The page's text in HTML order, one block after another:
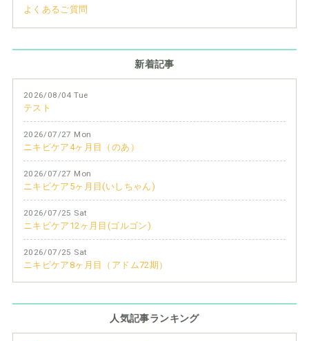
よくあるご質問
新着記事
2026/08/04 Tue
テスト
2026/07/27 Mon
ニキビケア4ヶ月目（のあ）
2026/07/27 Mon
ニキビケア5ヶ月目(いしちゃん)
2026/07/25 Sat
ニキビケア12ヶ月目(ゴルゴン)
2026/07/25 Sat
ニキビケア8ヶ月目（アドム72期）
人気記事ランキング